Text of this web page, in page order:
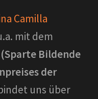
Camilla
mit dem
Bildende
der
uns über